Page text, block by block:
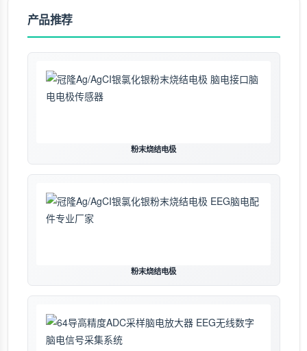
产品推荐
粉末烧结电极
粉末烧结电极